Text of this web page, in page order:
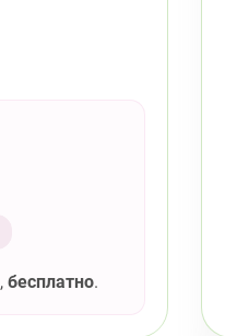
, бесплатно.